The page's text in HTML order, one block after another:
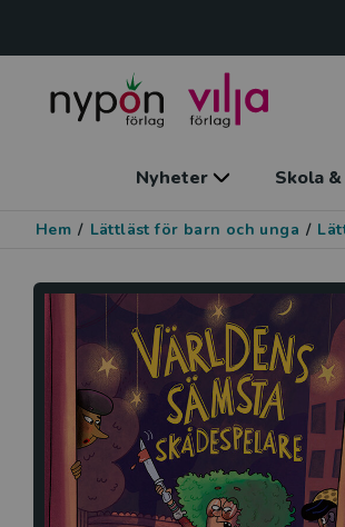
Nyheter Skola
Hem / Lättläst för barn och unga /